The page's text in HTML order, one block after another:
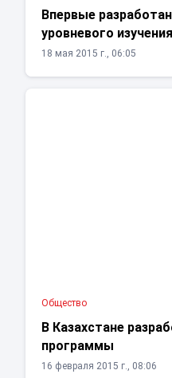
Впервые
уровневого
18 мая 2015 г., 06:05
Общество
В Казахстане
программы
16 февраля 2015 г., 08:06